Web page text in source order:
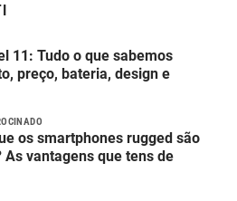
11: Tudo o que sabemos
preço, bateria, design e
os smartphones rugged são
vantagens que tens de